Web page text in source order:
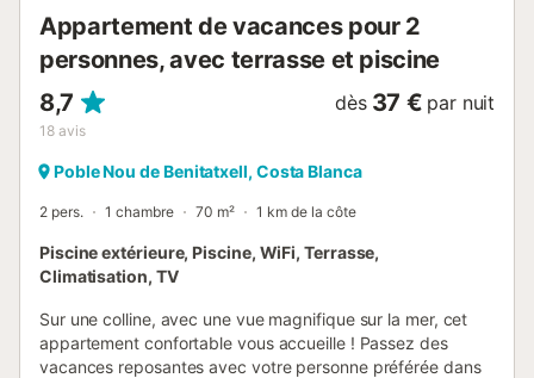
Appartement de vacances pour 2
personnes, avec terrasse et piscine
8,7
18 avis
dès 37 € par nuit
Poble Nou de Benitatxell, Costa Blanca
2 pers. 1 chambre 70 m² 1 km de la côte
Piscine extérieure, Piscine, WiFi, Terrasse,
Climatisation, TV
Sur une colline, avec une vue magnifique sur la mer, cet
appartement confortable vous accueille ! Passez des
vacances reposantes avec votre personne préférée dans